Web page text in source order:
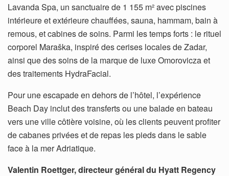
Lavanda Spa, un sanctuaire de 1 155 m² avec piscines
intérieure et extérieure chauffées, sauna, hammam, bain à
remous, et cabines de soins. Parmi les temps forts : le rituel
corporel Maraška, inspiré des cerises locales de Zadar,
ainsi que des soins de la marque de luxe Omorovicza et
des traitements HydraFacial.
Pour une escapade en dehors de l’hôtel, l’expérience
Beach Day inclut des transferts ou une balade en bateau
vers une ville côtière voisine, où les clients peuvent profiter
de cabanes privées et de repas les pieds dans le sable
face à la mer Adriatique.
Valentin Roettger, directeur général du Hyatt Regency